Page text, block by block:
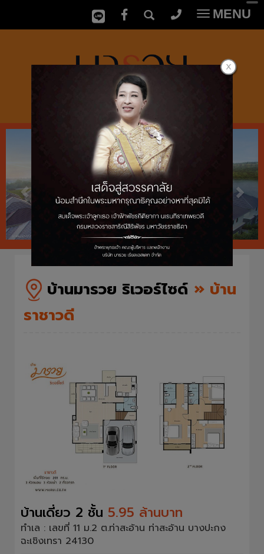
Toggle
MENU
บ้านมารวย ริเวอร์ไซด์ » บ้าน
ราชาวดี
บ้านเดี่ยว 2 ชั้น 5.95 ล้านบาท
ทำเล : เลขที่ 11 ม.2 ต.ท่าสะอ้าน ท่าสะอ้าน บางปะกง
ฉะเชิงเทรา 24130